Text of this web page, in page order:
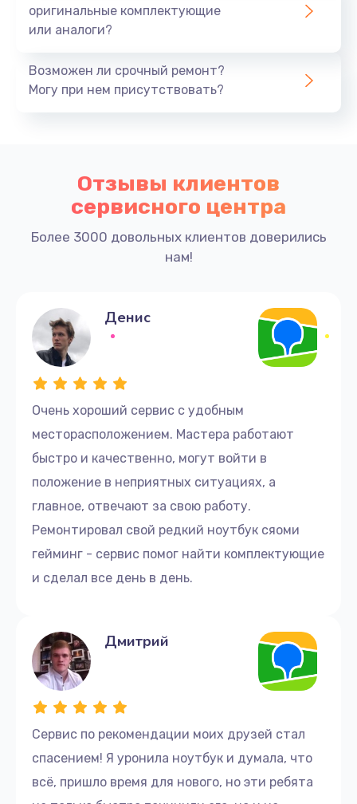
оригинальные комплектующие
или аналоги?
Возможен ли срочный ремонт?
Могу при нем присутствовать?
Отзывы клиентов
сервисного центра
Более 3000 довольных клиентов доверились
нам!
Очень хороший сервис с удобным
месторасположением. Мастера работают
быстро и качественно, могут войти в
положение в неприятных ситуациях, а
главное, отвечают за свою работу.
Ремонтировал свой редкий ноутбук сяоми
гейминг - сервис помог найти комплектующие
и сделал все день в день.
Денис
Сервис по рекомендации моих друзей стал
спасением! Я уронила ноутбук и думала, что
всё, пришло время для нового, но эти ребята
Дмитрий